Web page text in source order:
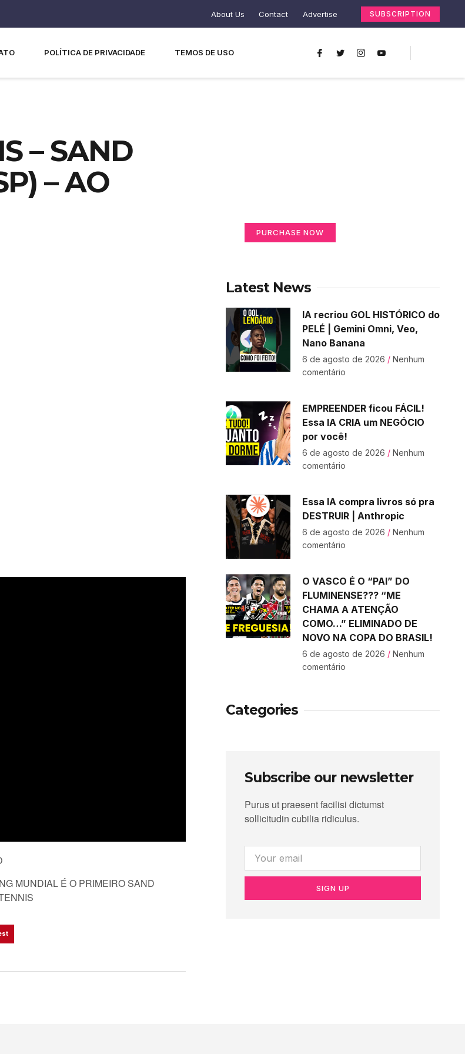
About Us Contact Advertise SUBSCRIPTION
POLÍTICA DE PRIVACIDADE TEMOS DE USO
– SAND
– AO
MUNDIAL É O PRIMEIRO SAND
PURCHASE NOW
Latest News
IA recriou GOL HISTÓRICO do
PELÉ | Gemini Omni, Veo,
Nano Banana
6 de agosto de 2026 Nenhum
comentário
EMPREENDER ficou FÁCIL!
Essa IA CRIA um NEGÓCIO
por você!
6 de agosto de 2026 Nenhum
comentário
Essa IA compra livros só pra
DESTRUIR | Anthropic
6 de agosto de 2026 Nenhum
comentário
O VASCO É O “PAI” DO
FLUMINENSE??? “ME
CHAMA A ATENÇÃO
COMO…” ELIMINADO DE
NOVO NA COPA DO BRASIL!
6 de agosto de 2026 Nenhum
comentário
Categories
Subscribe our newsletter
Purus ut praesent facilisi dictumst
sollicitudin cubilia ridiculus.
SIGN UP